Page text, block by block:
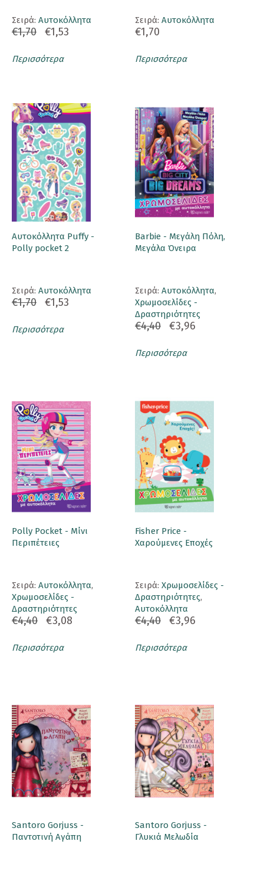
Σειρά: Αυτοκόλλητα
€1,70 €1,53
Περισσότερα
Σειρά: Αυτοκόλλητα
€1,70
Περισσότερα
Αυτοκόλλητα Puffy -
Polly pocket 2
Σειρά: Αυτοκόλλητα
€1,70 €1,53
Περισσότερα
Barbie - Μεγάλη Πόλη,
Μεγάλα Όνειρα
Σειρά: Αυτοκόλλητα,
Χρωμοσελίδες -
Δραστηριότητες
€4,40 €3,96
Περισσότερα
Polly Pocket - Μίνι
Περιπέτειες
Σειρά: Αυτοκόλλητα,
Χρωμοσελίδες -
Δραστηριότητες
€4,40 €3,08
Περισσότερα
Fisher Price -
Χαρούμενες Εποχές
Σειρά: Χρωμοσελίδες -
Δραστηριότητες,
Αυτοκόλλητα
€4,40 €3,96
Περισσότερα
Santoro Gorjuss -
Παντοτινή Αγάπη
Santoro Gorjuss -
Γλυκιά Μελωδία